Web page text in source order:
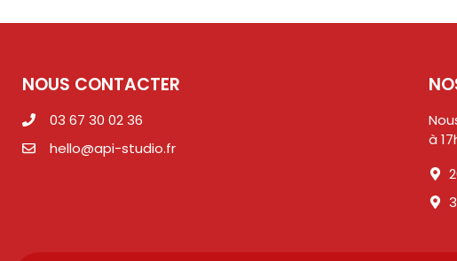
NOUS CONTACTER
03 67 30 02 36
hello@api-studio.fr
à